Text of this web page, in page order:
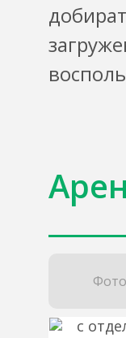
Фото